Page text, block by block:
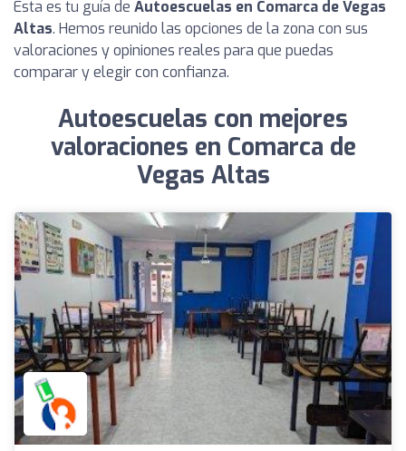
Esta es tu guía de Autoescuelas en Comarca de Vegas
Altas. Hemos reunido las opciones de la zona con sus
valoraciones y opiniones reales para que puedas
comparar y elegir con confianza.
Autoescuelas con mejores
valoraciones en Comarca de
Vegas Altas